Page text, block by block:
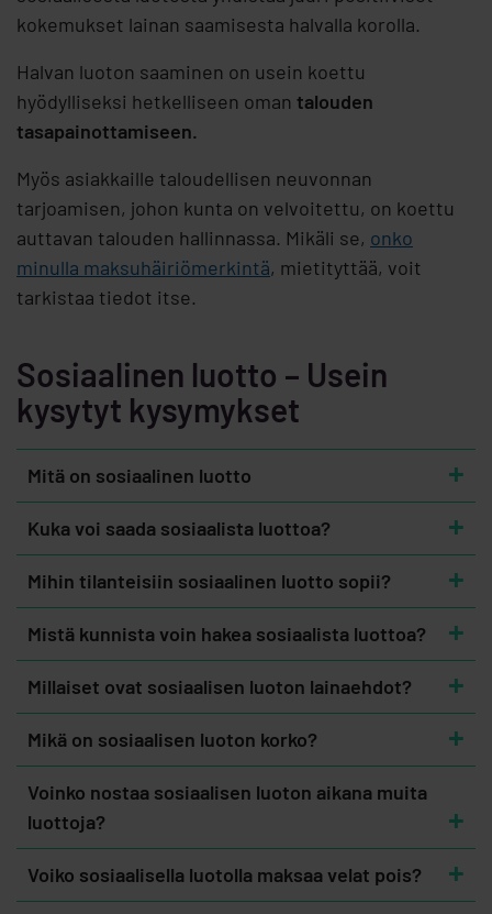
kokemukset lainan saamisesta halvalla korolla.
Halvan luoton saaminen on usein koettu
hyödylliseksi hetkelliseen oman talouden
tasapainottamiseen.
Myös asiakkaille taloudellisen neuvonnan
tarjoamisen, johon kunta on velvoitettu, on koettu
auttavan talouden hallinnassa. Mikäli se, onko
minulla maksuhäiriömerkintä, mietityttää, voit
tarkistaa tiedot itse.
Sosiaalinen luotto – Usein
kysytyt kysymykset
Mitä on sosiaalinen luotto
Kuka voi saada sosiaalista luottoa?
Mihin tilanteisiin sosiaalinen luotto sopii?
Mistä kunnista voin hakea sosiaalista luottoa?
Millaiset ovat sosiaalisen luoton lainaehdot?
Mikä on sosiaalisen luoton korko?
Voinko nostaa sosiaalisen luoton aikana muita
luottoja?
Voiko sosiaalisella luotolla maksaa velat pois?